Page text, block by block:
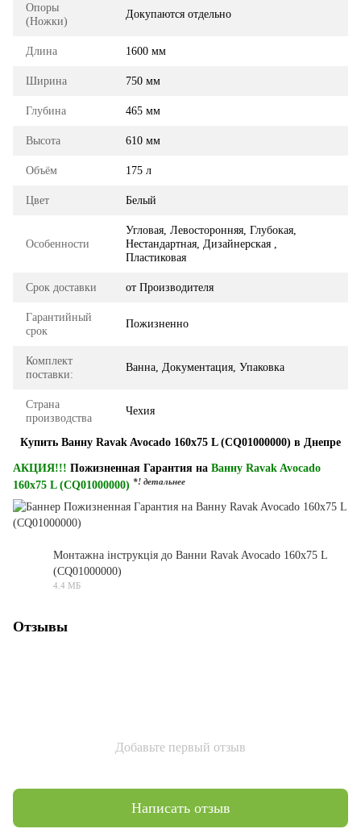
Опоры
(Ножки)
Докупаются отдельно
Длина 1600 мм
Ширина 750 мм
Глубина 465 мм
Высота 610 мм
Объём 175 л
Цвет Белый
Особенности
Угловая, Левосторонняя, Глубокая,
Нестандартная, Дизайнерская ,
Пластиковая
Срок доставки от Производителя
Гарантийный
срок
Пожизненно
Комплект
поставки:
Ванна, Документация, Упаковка
Страна
производства
Чехия
Купить Ванну Ravak Avocado 160x75 L (CQ01000000) в Днепре
АКЦИЯ!!! Пожизненная Гарантия на Ванну Ravak Avocado
160x75 L (CQ01000000) *! детальнее
Монтажна інструкція до Ванни Ravak Avocado 160x75 L
(CQ01000000)
4.4 МБ
Отзывы
Добавьте первый отзыв
Написать отзыв